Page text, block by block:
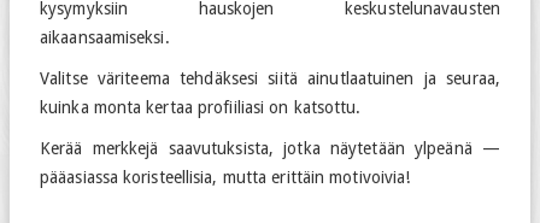
kysymyksiin hauskojen keskustelunavausten
aikaansaamiseksi.
Valitse väriteema tehdäksesi siitä ainutlaatuinen ja seuraa,
kuinka monta kertaa profiiliasi on katsottu.
Kerää merkkejä saavutuksista, jotka näytetään ylpeänä —
pääasiassa koristeellisia, mutta erittäin motivoivia!